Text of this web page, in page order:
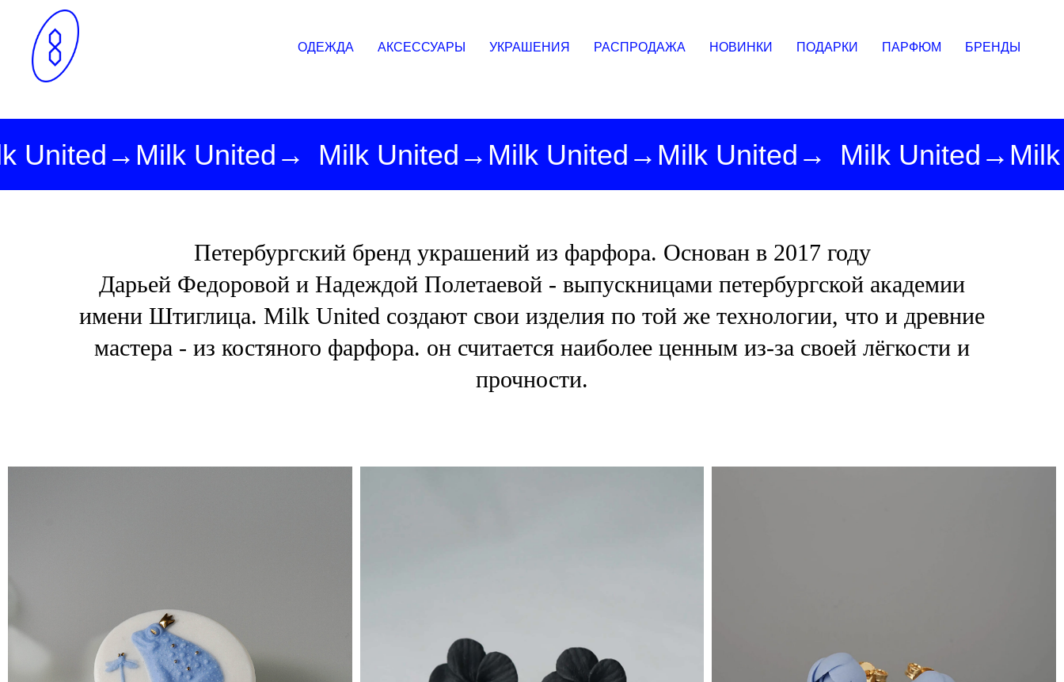
ОДЕЖДА АКСЕССУАРЫ УКРАШЕНИЯ РАСПРОДАЖА НОВИНКИ ПОДАРКИ ПАРФЮМ БРЕНДЫ
Малые кожаные изделия
На шею
Украшения
Украшения
Milk United→Milk United→ Milk United →
United→ Milk United → Milk
Петербургский бренд украшений из фарфора. Основан в 2017 году
Дарьей Федоровой и Надеждой Полетаевой - выпускницами петербургской академии
имени Штиглица. Milk United создают свои изделия по той же технологии, что и древние
мастера - из костяного фарфора. он считается наиболее ценным из-за своей лёгкости и
прочности.